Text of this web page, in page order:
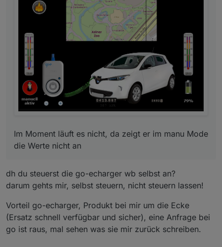
Im Moment läuft es nicht, da zeigt er im manu Mode
die Werte nicht an
dh du steuerst die go-echarger wb selbst an?
darum gehts mir, selbst steuern, nicht steuern lassen!
Vorteil go-echarger, Produkt bei mir um die Ecke
(Ersatz schnell verfügbar und sicher), eine Anfrage bei
go ist raus, mal sehen was sie mir zurück schreiben.